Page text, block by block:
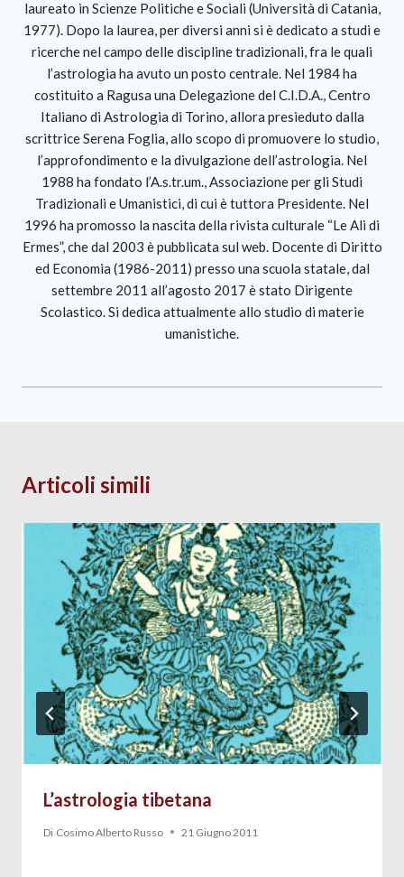
laureato in Scienze Politiche e Sociali (Università di Catania,
1977). Dopo la laurea, per diversi anni si è dedicato a studi e
ricerche nel campo delle discipline tradizionali, fra le quali
l’astrologia ha avuto un posto centrale. Nel 1984 ha
costituito a Ragusa una Delegazione del C.I.D.A., Centro
Italiano di Astrologia di Torino, allora presieduto dalla
scrittrice Serena Foglia, allo scopo di promuovere lo studio,
l’approfondimento e la divulgazione dell’astrologia. Nel
1988 ha fondato l’A.s.tr.um., Associazione per gli Studi
Tradizionali e Umanistici, di cui è tuttora Presidente. Nel
1996 ha promosso la nascita della rivista culturale “Le Ali di
Ermes”, che dal 2003 è pubblicata sul web. Docente di Diritto
ed Economia (1986-2011) presso una scuola statale, dal
settembre 2011 all’agosto 2017 è stato Dirigente
Scolastico. Si dedica attualmente allo studio di materie
umanistiche.
Articoli simili
L’astrologia tibetana
Di Cosimo Alberto Russo 21 Giugno 2011